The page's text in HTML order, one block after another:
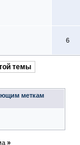
6
темы
меткам
»